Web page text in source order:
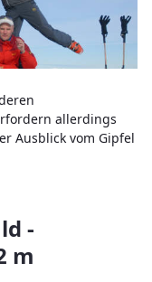
allerdings
Ausblick vom Gipfel
-
m